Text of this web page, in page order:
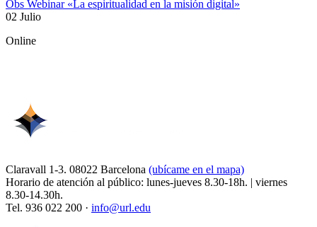
Obs Webinar «La espiritualidad en la misión digital»
02 Julio
Online
Claravall 1-3. 08022 Barcelona (ubícame en el mapa)
Horario de atención al público: lunes-jueves 8.30-18h. | viernes
8.30-14.30h.
Tel. 936 022 200 · info@url.edu